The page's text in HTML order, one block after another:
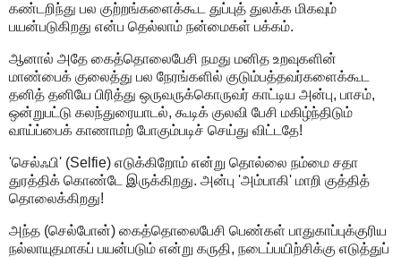
கண்டறிந்து பல குற்றங்களைக்கூட துப்புத் துலக்க மிகவும்
பயன்படுகிறது என்ப தெல்லாம் நன்மைகள் பக்கம்.
ஆனால் அதே கைத்தொலைபேசி நமது மனித உறவுகளின்
மாண்பைக் குலைத்து பல நேரங்களில் குடும்பத்தவர்களைக்கூட
தனித் தனியே பிரித்து ஒருவருக்கொருவர் காட்டிய அன்பு, பாசம்,
ஒன்றுபட்டு கலந்துரையாடல், கூடிக் குலவி பேசி மகிழ்ந்திடும்
வாய்ப்பைக் காணாமற் போகும்படிச் செய்து விட்டதே!
'செல்ஃபி' (Selfie) எடுக்கிறோம் என்று தொல்லை நம்மை சதா
துரத்திக் கொண்டே இருக்கிறது. அன்பு 'அம்பாகி' மாறி குத்தித்
தொலைக்கிறது!
அந்த (செல்போன்) கைத்தொலைபேசி பெண்கள் பாதுகாப்புக்குரிய
நல்லாயுதமாகப் பயன்படும் என்று கருதி, நடைப்பயிற்சிக்கு எடுத்துப்